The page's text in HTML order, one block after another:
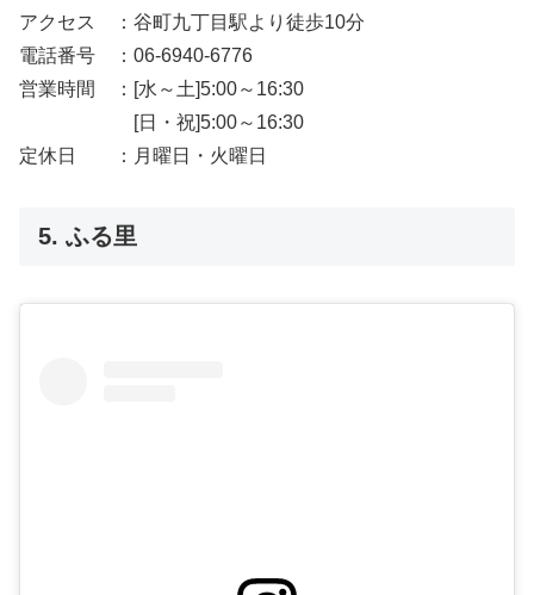
アクセス ：谷町九丁目駅より徒歩10分
電話番号 ：06-6940-6776
営業時間 ：[水～土]5:00～16:30
[日・祝]5:00～16:30
定休日 ：月曜日・火曜日
5. ふる里